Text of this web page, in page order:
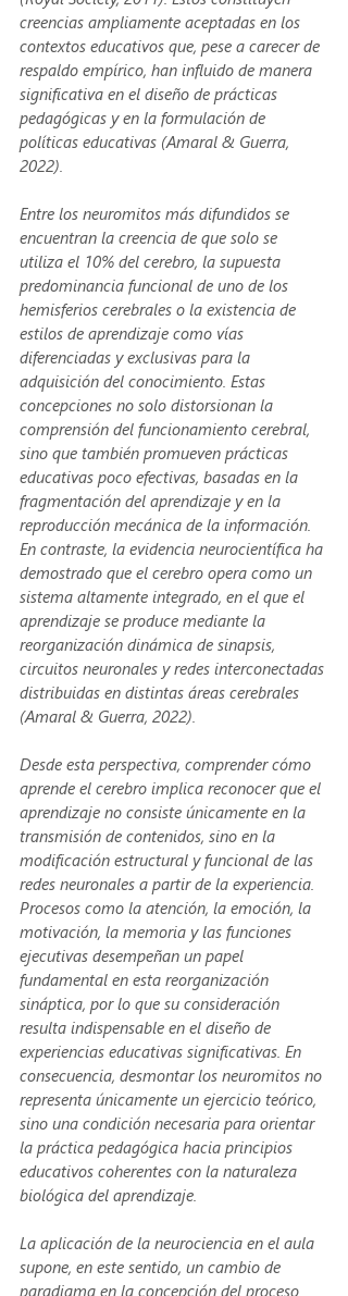
creencias ampliamente aceptadas en los
contextos educativos que, pese a carecer de
respaldo empírico, han influido de manera
significativa en el diseño de prácticas
pedagógicas y en la formulación de
políticas educativas (Amaral & Guerra,
2022).
Entre los neuromitos más difundidos se
encuentran la creencia de que solo se
utiliza el 10% del cerebro, la supuesta
predominancia funcional de uno de los
hemisferios cerebrales o la existencia de
estilos de aprendizaje como vías
diferenciadas y exclusivas para la
adquisición del conocimiento. Estas
concepciones no solo distorsionan la
comprensión del funcionamiento cerebral,
sino que también promueven prácticas
educativas poco efectivas, basadas en la
fragmentación del aprendizaje y en la
reproducción mecánica de la información.
En contraste, la evidencia neurocientífica ha
demostrado que el cerebro opera como un
sistema altamente integrado, en el que el
aprendizaje se produce mediante la
reorganización dinámica de sinapsis,
circuitos neuronales y redes interconectadas
distribuidas en distintas áreas cerebrales
(Amaral & Guerra, 2022).
Desde esta perspectiva, comprender cómo
aprende el cerebro implica reconocer que el
aprendizaje no consiste únicamente en la
transmisión de contenidos, sino en la
modificación estructural y funcional de las
redes neuronales a partir de la experiencia.
Procesos como la atención, la emoción, la
motivación, la memoria y las funciones
ejecutivas desempeñan un papel
fundamental en esta reorganización
sináptica, por lo que su consideración
resulta indispensable en el diseño de
experiencias educativas significativas. En
consecuencia, desmontar los neuromitos no
representa únicamente un ejercicio teórico,
sino una condición necesaria para orientar
la práctica pedagógica hacia principios
educativos coherentes con la naturaleza
biológica del aprendizaje.
La aplicación de la neurociencia en el aula
supone, en este sentido, un cambio de
paradigma en la concepción del proceso